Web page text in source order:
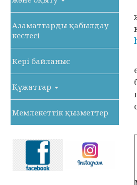
Азаматтарды қабылдау
кестесі
Кері байланыс
Құжаттар
Мемлекеттік қызметтер